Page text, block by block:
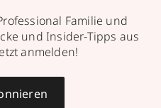
Familie und
und Insider-Tipps aus
anmelden!